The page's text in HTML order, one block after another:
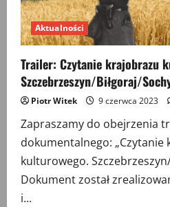
Aktualności
Trailer: Czytanie krajobrazu
Szczebrzeszyn/Biłgoraj/
Piotr Witek 9 czerwca 2023
Zapraszamy do obejrzenia
dokumentalnego: „Czytanie
kulturowego.
Dokument został
i...